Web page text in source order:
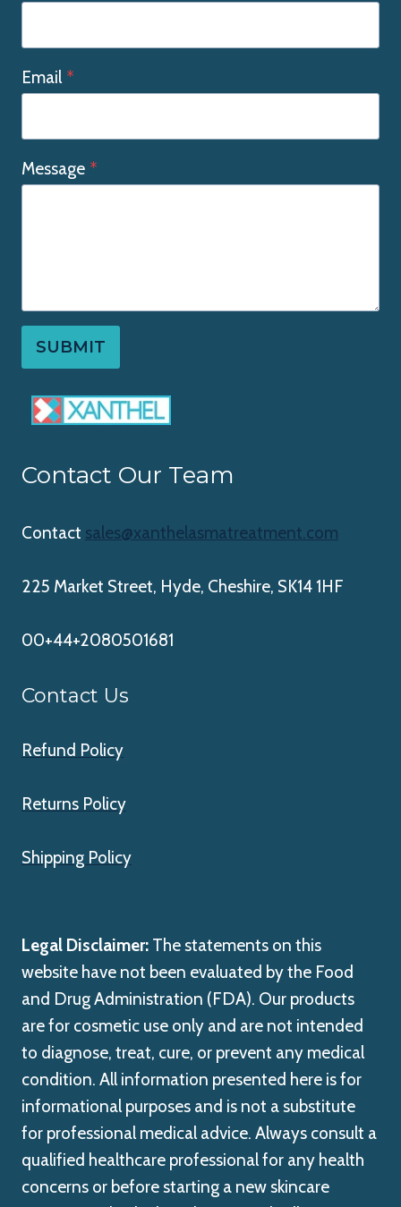
Email *
Message *
SUBMIT
Contact Our Team
Contact sales@xanthelasmatreatment.com
225 Market Street, Hyde, Cheshire, SK14 1HF
00+44+2080501681
Contact Us
Refund Policy
Returns Policy
Shipping Policy
Legal Disclaimer: The statements on this
website have not been evaluated by the Food
and Drug Administration (FDA). Our products
are for cosmetic use only and are not intended
to diagnose, treat, cure, or prevent any medical
condition. All information presented here is for
informational purposes and is not a substitute
for professional medical advice. Always consult a
qualified healthcare professional for any health
concerns or before starting a new skincare